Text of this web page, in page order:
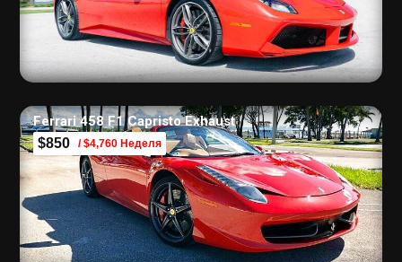
Ferrari 458 F1 Capristo Exhaust
$850 / $4,760 Неделя